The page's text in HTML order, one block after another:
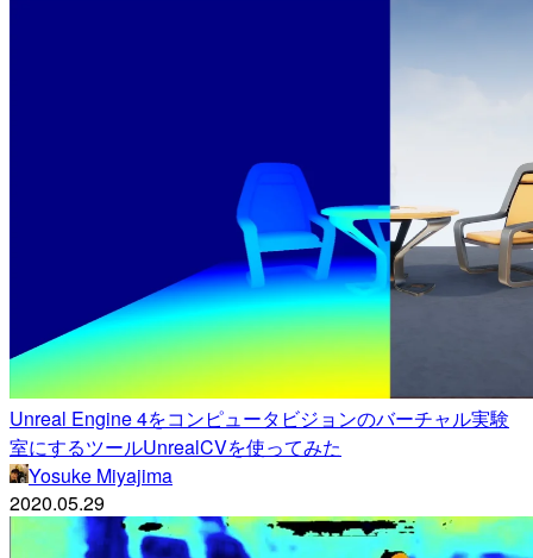
Unreal Engine 4をコンピュータビジョンのバーチャル実験
室にするツールUnrealCVを使ってみた
Yosuke Miyajima
2020.05.29